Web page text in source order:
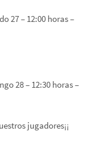
27 – 12:00 horas –
28 – 12:30 horas –
jugadores¡¡